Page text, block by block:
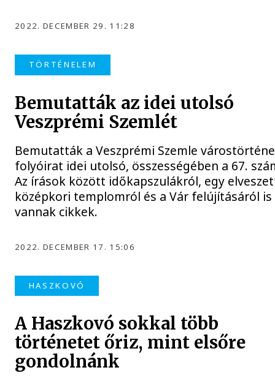
2022. DECEMBER 29. 11:28
TÖRTÉNELEM
Bemutatták az idei utolsó
Veszprémi Szemlét
Bemutatták a Veszprémi Szemle
folyóirat idei utolsó, összességében a 67.
Az írások között időkapszulákról, egy
középkori templomról és a Vár felújításáról is
vannak cikkek.
2022. DECEMBER 17. 15:06
HASZKOVÓ
A Haszkovó sokkal több
történetet őriz, mint elsőre
gondolnánk